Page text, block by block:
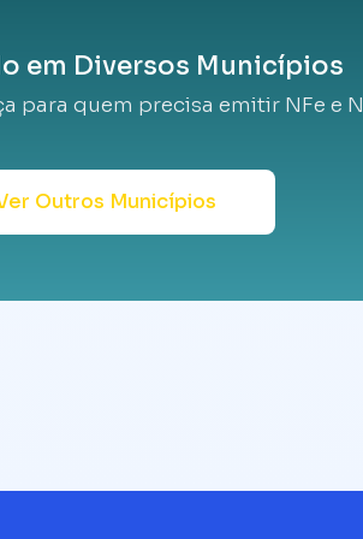
em Diversos Municípios
para quem precisa emitir NFe e
Outros Municípios